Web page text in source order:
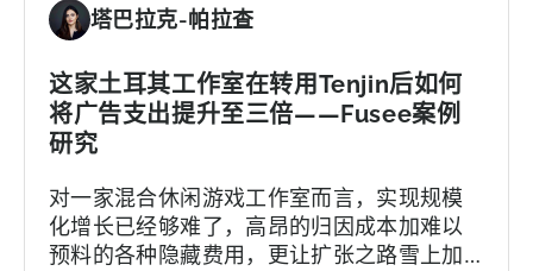
SuperGaming
何
将
安
装
量
塔巴拉克-帕拉查
这家土耳其工作室在转用Tenjin后如何
将广告支出提升至三倍——Fusee案例
研究
对一家混合休闲游戏工作室而言，实现规模
化增长已经够难了，高昂的归因成本加难以
预料的各种隐藏费用，更让扩张之路雪上加